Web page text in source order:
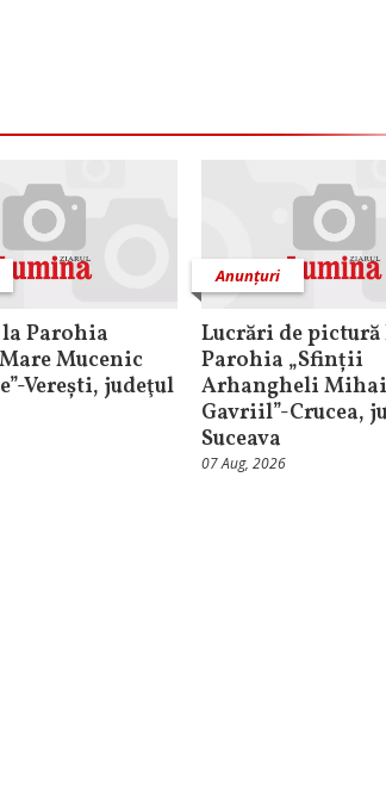
Parohia
Mucenic
Verești, judeţul
Anunțuri
Lucrări de pictură
Parohia „Sfinții
Arhangheli
Gavriil”-Crucea,
Suceava
07 Aug, 2026